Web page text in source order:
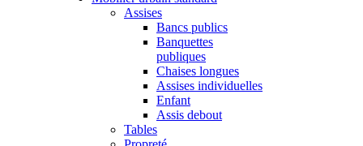
Assises
Bancs publics
Banquettes
publiques
Chaises longues
Assises individuelles
Enfant
Assis debout
Tables